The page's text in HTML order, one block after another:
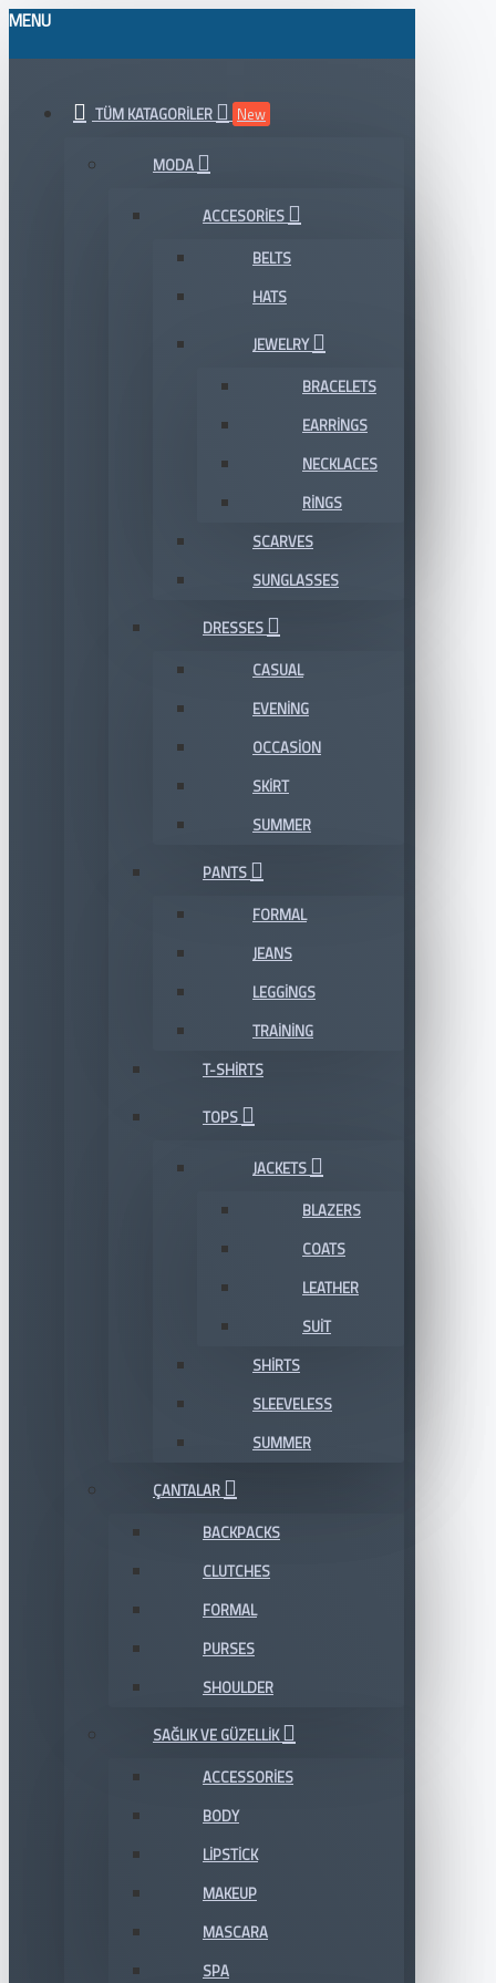
MENU
TÜM KATAGORILER New
MODA
ACCESORIES
BELTS
HATS
JEWELRY
BRACELETS
EARRINGS
NECKLACES
RINGS
SCARVES
SUNGLASSES
DRESSES
CASUAL
EVENING
OCCASION
SKIRT
SUMMER
PANTS
FORMAL
JEANS
LEGGINGS
TRAINING
T-SHIRTS
TOPS
JACKETS
BLAZERS
COATS
LEATHER
SUIT
SHIRTS
SLEEVELESS
SUMMER
ÇANTALAR
BACKPACKS
CLUTCHES
FORMAL
PURSES
SHOULDER
SAĞLIK VE GÜZELLIK
ACCESSORIES
BODY
LIPSTICK
MAKEUP
MASCARA
SPA